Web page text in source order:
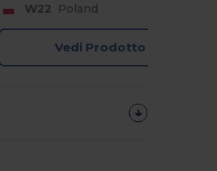
W22 Poland
Vedi Prodotto